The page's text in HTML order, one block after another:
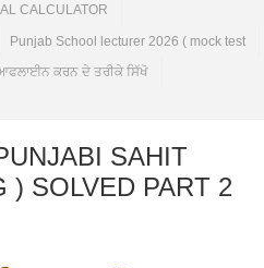
CALCULATOR
Punjab School lecturer 2026 ( mock test
ਕਰਨ ਦੇ ਤਰੀਕੇ ਸਿੱਖੋ
SAHIT
) SOLVED PART 2